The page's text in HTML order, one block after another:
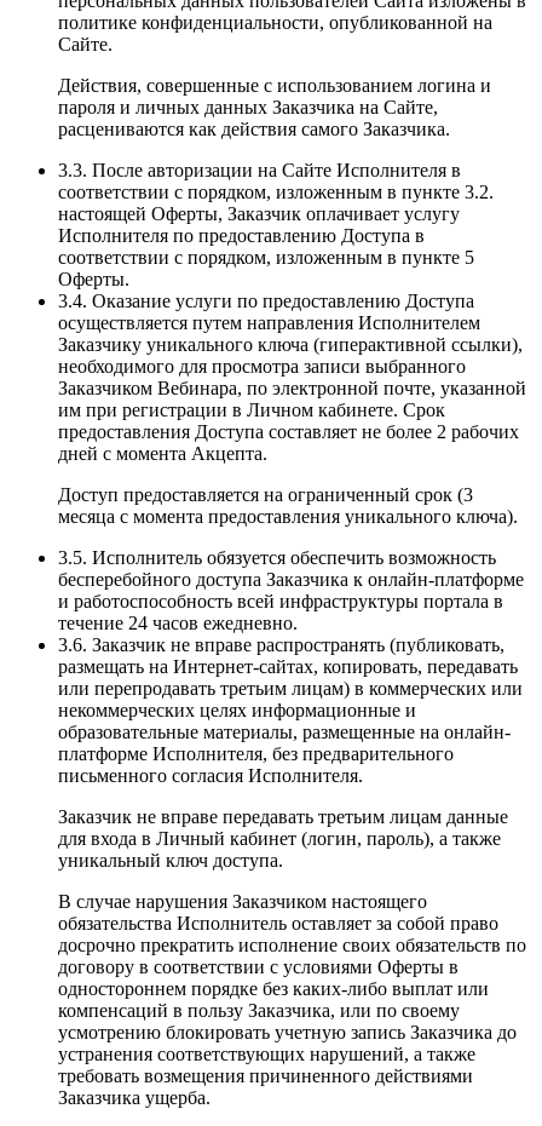
политике конфиденциальности, опубликованной на
Сайте.
Действия, совершенные с использованием логина и
пароля и личных данных Заказчика на Сайте,
расцениваются как действия самого Заказчика.
3.3. После авторизации на Сайте Исполнителя в
соответствии с порядком, изложенным в пункте 3.2.
настоящей Оферты, Заказчик оплачивает услугу
Исполнителя по предоставлению Доступа в
соответствии с порядком, изложенным в пункте 5
Оферты.
3.4. Оказание услуги по предоставлению Доступа
осуществляется путем направления Исполнителем
Заказчику уникального ключа (гиперактивной ссылки),
необходимого для просмотра записи выбранного
Заказчиком Вебинара, по электронной почте, указанной
им при регистрации в Личном кабинете. Срок
предоставления Доступа составляет не более 2 рабочих
дней с момента Акцепта.
Доступ предоставляется на ограниченный срок (3
месяца с момента предоставления уникального ключа).
3.5. Исполнитель обязуется обеспечить возможность
бесперебойного доступа Заказчика к онлайн-платформе
и работоспособность всей инфраструктуры портала в
течение 24 часов ежедневно.
3.6. Заказчик не вправе распространять (публиковать,
размещать на Интернет-сайтах, копировать, передавать
или перепродавать третьим лицам) в коммерческих или
некоммерческих целях информационные и
образовательные материалы, размещенные на онлайн-
платформе Исполнителя, без предварительного
письменного согласия Исполнителя.
Заказчик не вправе передавать третьим лицам данные
для входа в Личный кабинет (логин, пароль), а также
уникальный ключ доступа.
В случае нарушения Заказчиком настоящего
обязательства Исполнитель оставляет за собой право
досрочно прекратить исполнение своих обязательств по
договору в соответствии с условиями Оферты в
одностороннем порядке без каких-либо выплат или
компенсаций в пользу Заказчика, или по своему
усмотрению блокировать учетную запись Заказчика до
устранения соответствующих нарушений, а также
требовать возмещения причиненного действиями
Заказчика ущерба.